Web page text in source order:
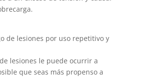
de lesiones por uso repetitivo y
lesiones le puede ocurrir a
que seas más propenso a